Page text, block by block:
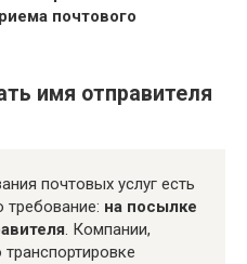
почтового
имя отправителя
почтовых услуг есть
требование: на посылке
. Компании,